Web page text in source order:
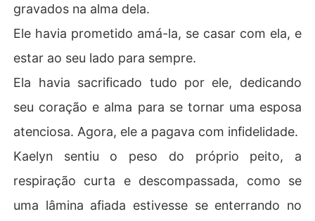
gravados na alma dela.
Ele havia prometido amá-la, se casar com ela, e
estar ao seu lado para sempre.
Ela havia sacrificado tudo por ele, dedicando
seu coração e alma para se tornar uma esposa
atenciosa. Agora, ele a pagava com infidelidade.
Kaelyn sentiu o peso do próprio peito, a
respiração curta e descompassada, como se
uma lâmina afiada estivesse se enterrando no